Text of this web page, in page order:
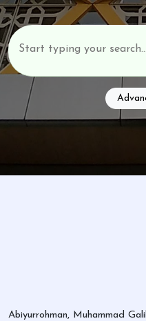
Abiyurrohman, Muhammad